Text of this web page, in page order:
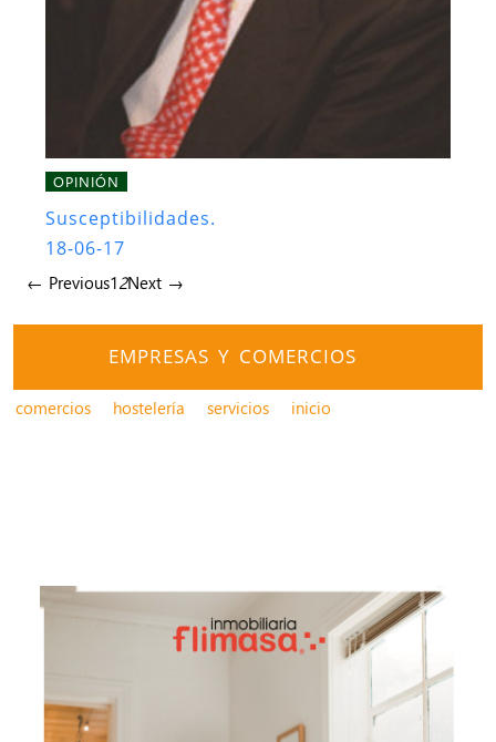
OPINIÓN
Susceptibilidades.
18-06-17
← Previous12Next →
EMPRESAS Y COMERCIOS
comercios hostelería servicios inicio